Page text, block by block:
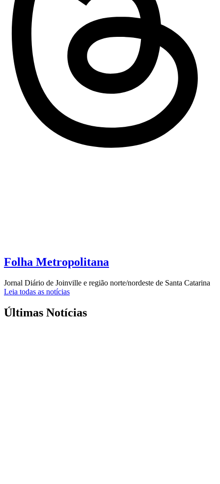
Folha Metropolitana
Jornal Diário de Joinville e região norte/nordeste de Santa Catarina
Leia todas as notícias
Últimas Notícias